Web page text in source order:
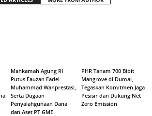
Mahkamah Agung RI
Putus Fauzan Fadel
Muhammad Wanprestasi,
Serta Dugaan
Penyalahgunaan Dana
dan Aset PT GME
PHR Tanam 700 Bibit
Mangrove di Dumai,
Tegaskan Komitmen Jaga
Pesisir dan Dukung Net
Zero Emission